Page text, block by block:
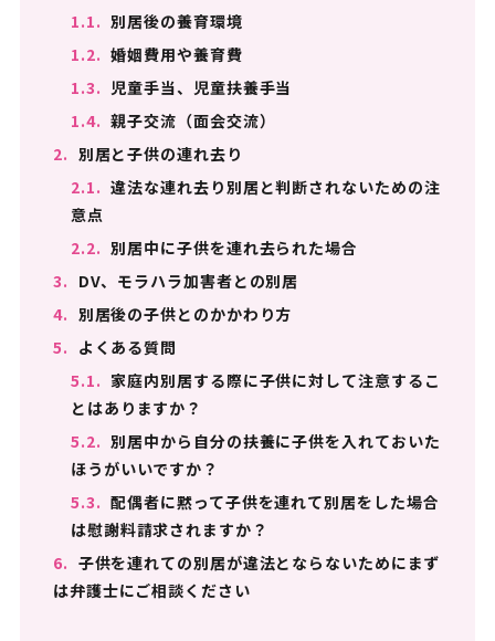
1.1. 別居後の養育環境
1.2. 婚姻費用や養育費
1.3. 児童手当、児童扶養手当
1.4. 親子交流（面会交流）
2. 別居と子供の連れ去り
2.1. 違法な連れ去り別居と判断されないための注
意点
2.2. 別居中に子供を連れ去られた場合
3. DV、モラハラ加害者との別居
4. 別居後の子供とのかかわり方
5. よくある質問
5.1. 家庭内別居する際に子供に対して注意するこ
とはありますか？
5.2. 別居中から自分の扶養に子供を入れておいた
ほうがいいですか？
5.3. 配偶者に黙って子供を連れて別居をした場合
は慰謝料請求されますか？
6. 子供を連れての別居が違法とならないためにまず
は弁護士にご相談ください